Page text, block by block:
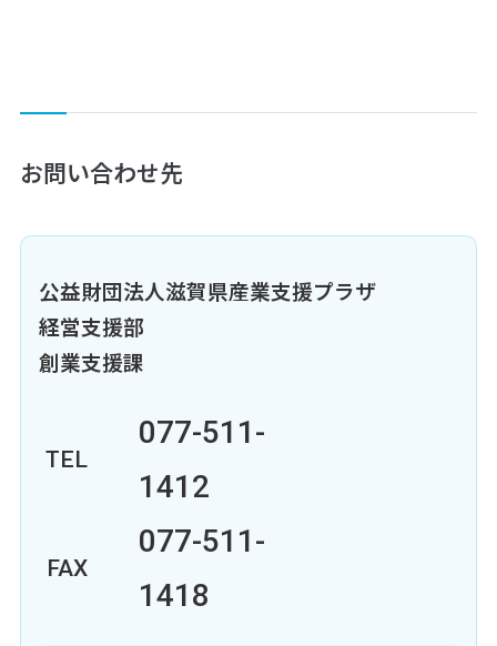
お問い合わせ先
公益財団法人滋賀県産業支援プラザ
経営支援部
創業支援課
TEL
077-511-
1412
FAX
077-511-
1418